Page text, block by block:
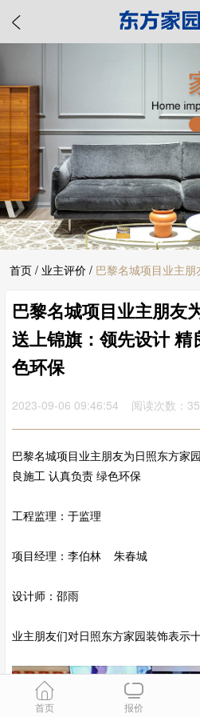
首页 / 业主评价 / 巴黎名城项目业主
旗：领先设计 精良施工 认真负责 绿色
巴黎名城项目业主朋友
送上锦旗：领先设计
色环保
2023-09-06 09:46:54 阅读次数：
巴黎名城项目业主朋友为日照东方家
良施工 认真负责 绿色环保
工程监理：于监理
项目经理：李伯林 朱春城
设计师：邵雨
业主朋友们对日照东方家园装饰表示
首页 报价